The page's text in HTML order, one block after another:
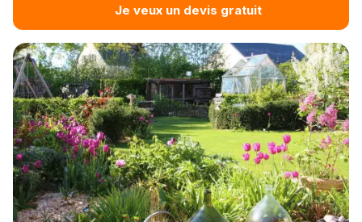
Je veux un devis gratuit